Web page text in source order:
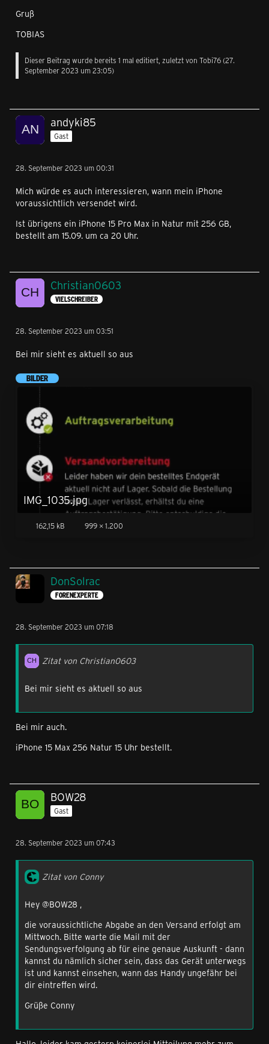
Gruß
TOBIAS
Dieser Beitrag wurde bereits 1 mal editiert, zuletzt von Tobi76 (27.
September 2023 um 23:05)
andyki85
Gast
28. September 2023 um 00:31
Mich würde es auch interessieren, wann mein iPhone
voraussichtlich versendet wird.
Ist übrigens ein iPhone 15 Pro Max in Natur mit 256 GB,
bestellt am 15.09. um ca 20 Uhr.
Christian0603
VIELSCHREIBER
28. September 2023 um 03:51
Bei mir sieht es aktuell so aus
BILDER
IMG_1035.jpg
162,15 kB 999 × 1.200
DonSolrac
FORENEXPERTE
28. September 2023 um 07:18
Zitat von Christian0603
Bei mir sieht es aktuell so aus
Bei mir auch.
iPhone 15 Max 256 Natur 15 Uhr bestellt.
BOW28
Gast
28. September 2023 um 07:43
Zitat von Conny
Hey @BOW28 ,
die voraussichtliche Abgabe an den Versand erfolgt am
Mittwoch. Bitte warte die Mail mit der
Sendungsverfolgung ab für eine genaue Auskunft - dann
kannst du nämlich sicher sein, dass das Gerät unterwegs
ist und kannst einsehen, wann das Handy ungefähr bei
dir eintreffen wird.
Grüße Conny